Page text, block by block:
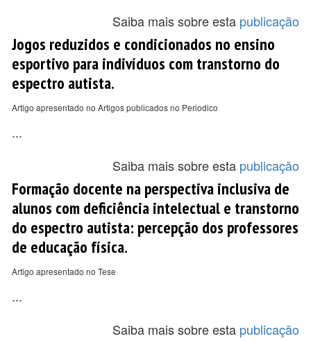
Saiba mais sobre esta publicação
Jogos reduzidos e condicionados no ensino
esportivo para indivíduos com transtorno do
espectro autista.
Artigo apresentado no Artigos publicados no Periodico
...
Saiba mais sobre esta publicação
Formação docente na perspectiva inclusiva de
alunos com deficiência intelectual e transtorno
do espectro autista: percepção dos professores
de educação física.
Artigo apresentado no Tese
...
Saiba mais sobre esta publicação